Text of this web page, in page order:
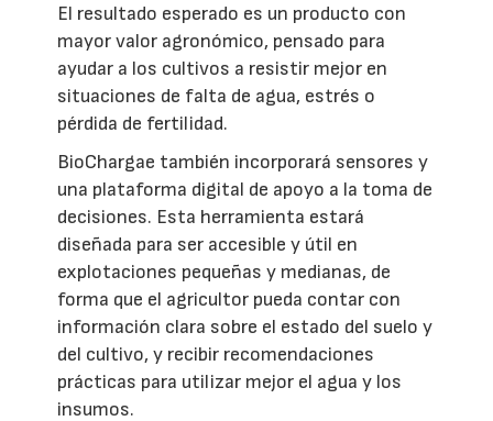
El resultado esperado es un producto con
mayor valor agronómico, pensado para
ayudar a los cultivos a resistir mejor en
situaciones de falta de agua, estrés o
pérdida de fertilidad.
BioChargae también incorporará sensores y
una plataforma digital de apoyo a la toma de
decisiones. Esta herramienta estará
diseñada para ser accesible y útil en
explotaciones pequeñas y medianas, de
forma que el agricultor pueda contar con
información clara sobre el estado del suelo y
del cultivo, y recibir recomendaciones
prácticas para utilizar mejor el agua y los
insumos.